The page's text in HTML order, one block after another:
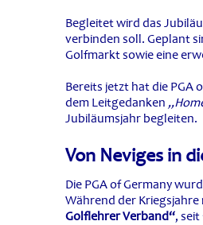
Begleitet wird das
verbinden soll. Geplant
Golfmarkt sowie eine
Bereits jetzt hat die PGA
dem Leitgedanken
Jubiläumsjahr begleiten.
Von Neviges in
Die PGA of Germany
Während der
Golflehrer Verband“,